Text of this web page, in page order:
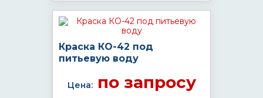
Краска КО-42 под
питьевую воду
Цена:по запросу